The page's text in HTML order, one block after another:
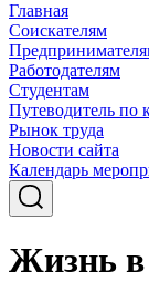
Главная
Соискателям
Работодателям
Студентам
Путеводитель по
Рынок труда
Новости сайта
Календарь
Жизнь